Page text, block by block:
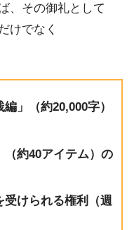
、その御礼として
けでなく
」（約20,000字）
（約40アイテム）の
受けられる権利（週